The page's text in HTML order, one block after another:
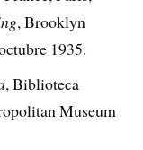
, Brooklyn
1935.
, Biblioteca
Museum